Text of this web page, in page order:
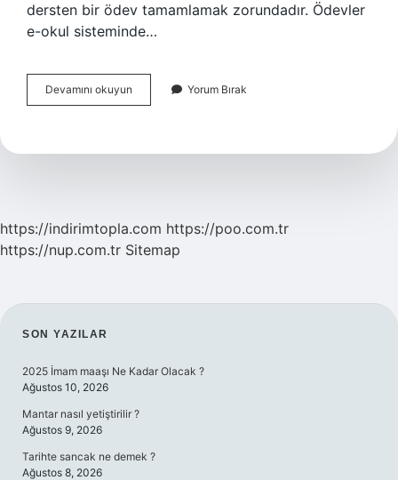
dersten bir ödev tamamlamak zorundadır. Ödevler
e-okul sisteminde…
Devamını okuyun
Kaç
Lise
Yorum Bırak
https://indirimtopla.com https://poo.com.tr
https://nup.com.tr Sitemap
SIDEBAR
SON YAZILAR
2025 İmam maaşı Ne Kadar Olacak ?
Ağustos 10, 2026
Mantar nasıl yetiştirilir ?
Ağustos 9, 2026
Tarihte sancak ne demek ?
Ağustos 8, 2026